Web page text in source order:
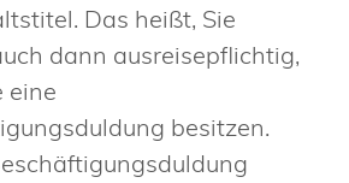
Das heißt, Sie
dann ausreisepflichtig,
eine
besitzen.